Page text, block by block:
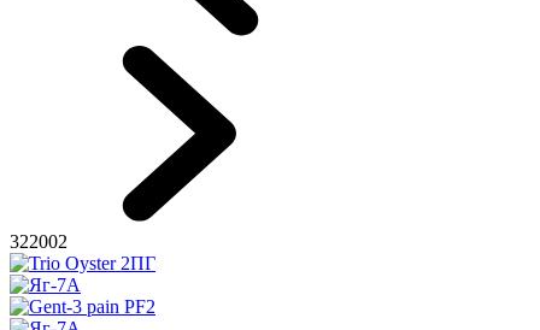
322002